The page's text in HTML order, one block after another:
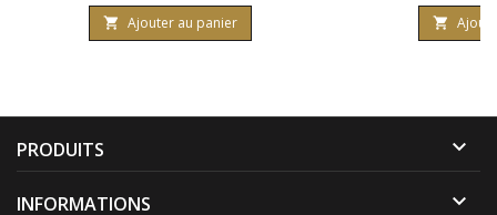
 Ajouter au panier 
PRODUITS 
INFORMATIONS 